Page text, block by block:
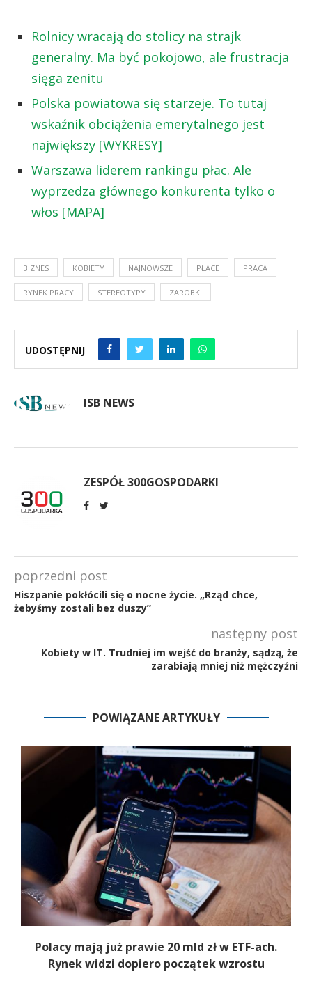
Rolnicy wracają do stolicy na strajk
generalny. Ma być pokojowo, ale frustracja
sięga zenitu
Polska powiatowa się starzeje. To tutaj
wskaźnik obciążenia emerytalnego jest
największy [WYKRESY]
Warszawa liderem rankingu płac. Ale
wyprzedza głównego konkurenta tylko o
włos [MAPA]
BIZNES KOBIETY NAJNOWSZE PŁACE PRACA
RYNEK PRACY STEREOTYPY ZAROBKI
UDOSTĘPNIJ
ISB NEWS
ZESPÓŁ 300GOSPODARKI
poprzedni post
Hiszpanie pokłócili się o nocne życie. „Rząd chce,
żebyśmy zostali bez duszy”
następny post
Kobiety w IT. Trudniej im wejść do branży, sądzą, że
zarabiają mniej niż mężczyźni
POWIĄZANE ARTYKUŁY
Polacy mają już prawie 20 mld zł w ETF-ach.
Rynek widzi dopiero początek wzrostu